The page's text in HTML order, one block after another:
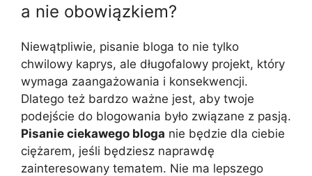
a nie obowiązkiem?
Niewątpliwie, pisanie bloga to nie tylko
chwilowy kaprys, ale długofalowy projekt, który
wymaga zaangażowania i konsekwencji.
Dlatego też bardzo ważne jest, aby twoje
podejście do blogowania było związane z pasją.
Pisanie ciekawego bloga nie będzie dla ciebie
ciężarem, jeśli będziesz naprawdę
zainteresowany tematem. Nie ma lepszego